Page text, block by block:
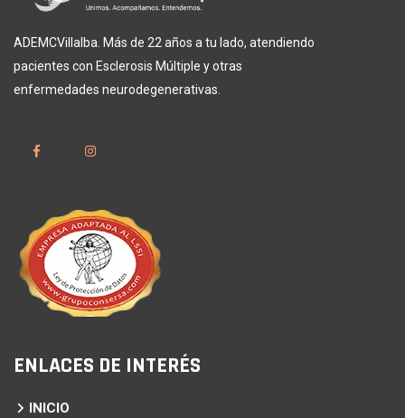
ADEMCVillalba. Más de 22 años a tu lado, atendiendo
pacientes con Esclerosis Múltiple y otras
enfermedades neurodegenerativas.
ENLACES DE INTERÉS
INICIO